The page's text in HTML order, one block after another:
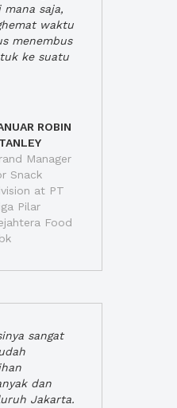
saja,
waktu
menembus
ke suatu
ROBIN
Manager
Snack
at PT
Pilar
Food
sangat
dan
Jakarta.